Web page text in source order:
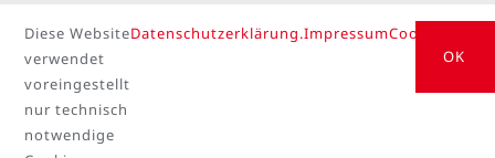
Cookie-Einstellungen
Diese Website
verwendet
voreingestellt
nur technisch
notwendige
Datenschutzerklärung.ImpressumCookie
OK